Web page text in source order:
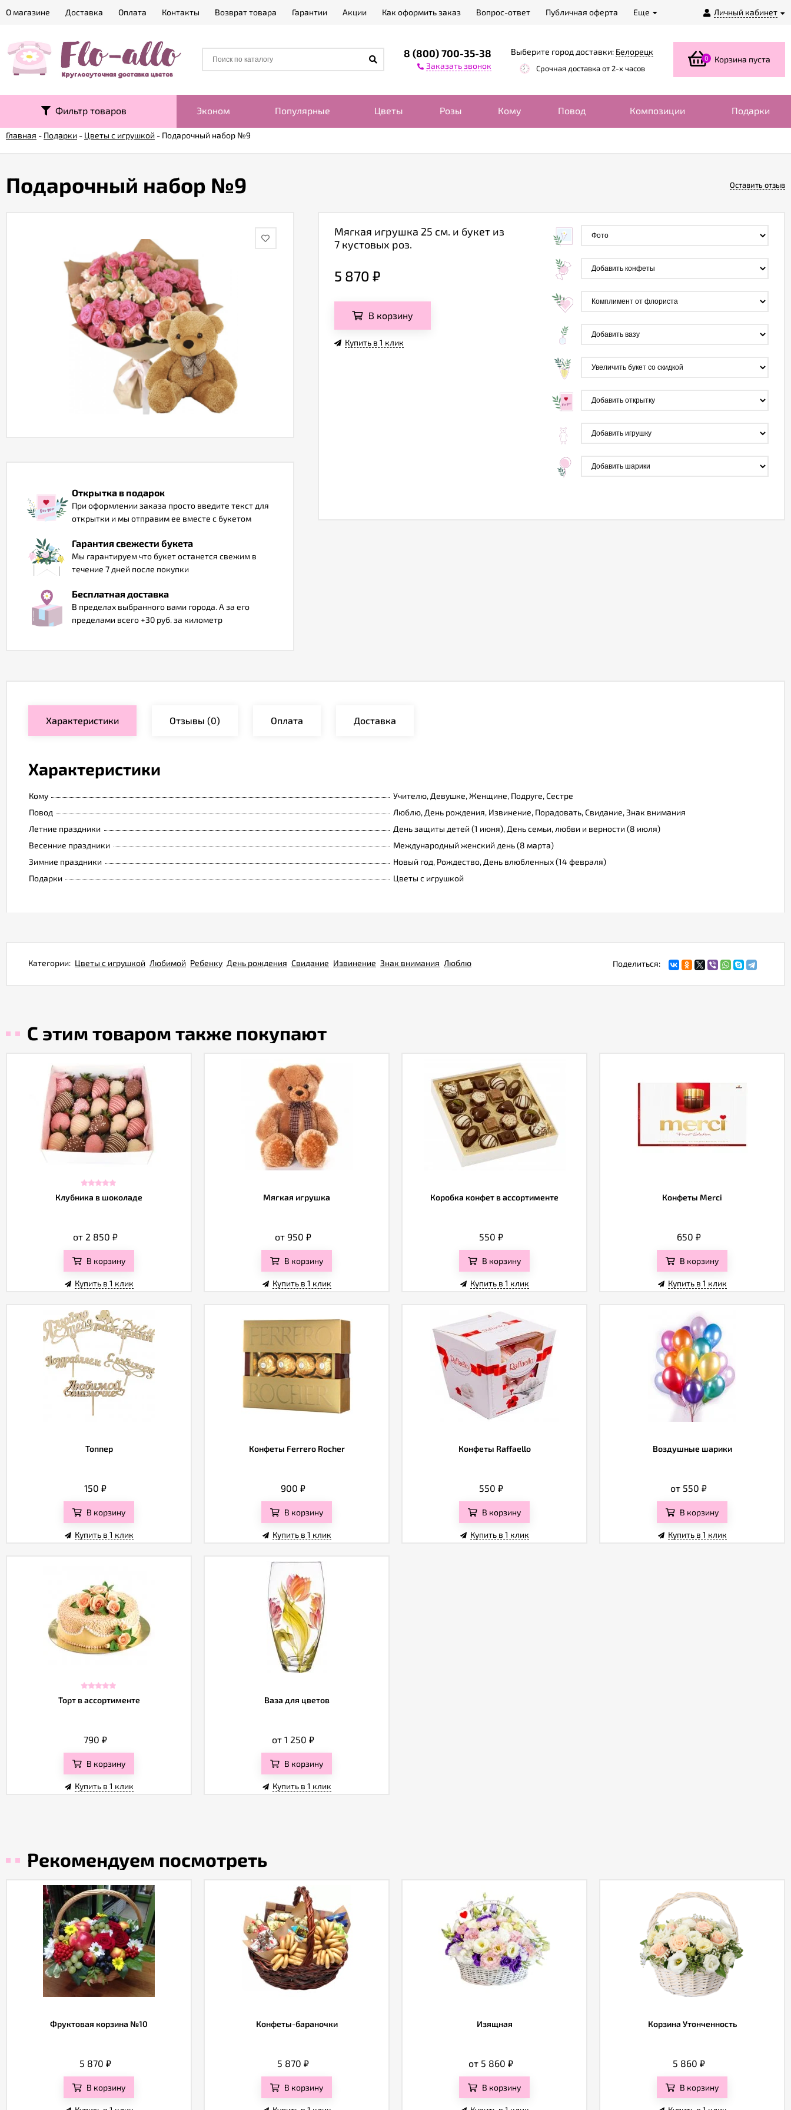
Личный кабинет
О магазине Доставка Оплата Контакты Возврат товара Гарантии Акции Как оформить заказ Вопрос-ответ Публичная оферта Еще
8 (800) 700-35-38
Заказать звонок
Выберите город доставки: Белорецк
Срочная доставка от 2-х часов
0 Корзина пуста
Фильтр товаров Эконом Популярные Цветы Розы Кому Повод Композиции Подарки
Главная - Подарки - Цветы с игрушкой - Подарочный набор №9
Подарочный набор №9 Оставить отзыв
Открытка в подарок
При оформлении заказа просто введите текст для
открытки и мы отправим ее вместе с букетом
Гарантия свежести букета
Мы гарантируем что букет останется свежим в
течение 7 дней после покупки
Бесплатная доставка
В пределах выбранного вами города. А за его
пределами всего +30 руб. за километр
Мягкая игрушка 25 см. и букет из
7 кустовых роз.
5 870 ₽
В корзину
Купить в 1 клик
Характеристики Отзывы (0) Оплата Доставка
Характеристики
Кому
Учителю, Девушке, Женщине, Подруге, Сестре
Повод
Люблю, День рождения, Извинение, Порадовать, Свидание, Знак внимания
Летние праздники
День защиты детей (1 июня), День семьи, любви и верности (8 июля)
Весенние праздники
Международный женский день (8 марта)
Зимние праздники
Новый год, Рождество, День влюбленных (14 февраля)
Подарки
Цветы с игрушкой
Поделиться:
Категории: Цветы с игрушкой Любимой Ребенку День рождения Свидание Извинение Знак внимания Люблю
С этим товаром также покупают
Клубника в шоколаде
от 2 850 ₽
В корзину
Купить в 1 клик
Мягкая игрушка
от 950 ₽
В корзину
Купить в 1 клик
Коробка конфет в ассортименте
550 ₽
В корзину
Купить в 1 клик
Конфеты Merci
650 ₽
В корзину
Купить в 1 клик
Топпер
150 ₽
В корзину
Купить в 1 клик
Конфеты Ferrero Rocher
900 ₽
В корзину
Купить в 1 клик
Конфеты Raffaello
550 ₽
В корзину
Купить в 1 клик
Воздушные шарики
от 550 ₽
В корзину
Купить в 1 клик
Торт в ассортименте
790 ₽
В корзину
Купить в 1 клик
Ваза для цветов
от 1 250 ₽
В корзину
Купить в 1 клик
Рекомендуем посмотреть
Фруктовая корзина №10
5 870 ₽
В корзину
Конфеты-бараночки
5 870 ₽
В корзину
Изящная
от 5 860 ₽
В корзину
Корзина Утонченность
5 860 ₽
В корзину